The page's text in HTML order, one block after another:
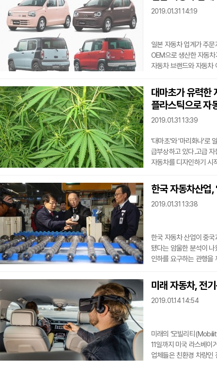
이들은 수소차의 장점으로
2019.01.31 14:19
일본 자동차 업계가 주
OEM으로 생산한 자동
자동차 브랜드와 자동차
자동차를 생산해 판매했
OEM 방식으로 차량을 생산하고
이름과 차명을 달고 팔리는 자동차들이 늘어나고 있다. 예는 수도 없다. 마즈다
'캐롤'과 스즈
대마초가 유력한
플라스틱으로 자
2019.01.31 13:39
'대마초'와 '마리화나'로
급부상하고 있다.고급
자동차를 디자인하기 시
통과시키면서 삼 재배를
농업법에 서명하면서
규제약물법 적용 대상에
한국 자동차산업
2019.01.31 13:38
한국 자동차 산업이 중국
됐다는 암울한 분석이
인하를 요구하는 관행을
찍은 후 하락세 일본 경
자동차산업 세계 순위
ranking)’라는 제목의 기
미래 자동차, 전
2019.01.14 14:54
미래의 ‘모빌리티(Mobility)’
11일까지 미국 라스베이
업체들은 친환경 차량인